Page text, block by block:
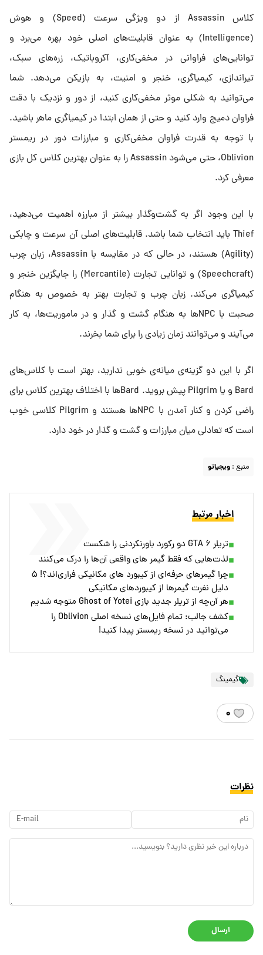
کلاس Assassin از دو ویژگی سرعت (Speed) و هوش
(Intelligence) به عنوان قابلیت‌های اصلی خود بهره می‌برد و
توانایی‌های فراوانی در مخفی‌کاری، آکروباتیک، زره‌های سبک،
تیراندازی، کیمیاگری، خنجر و امنیت، به بازیکن می‌دهد. شما
می‌توانید به شکلی موثر مخفی‌کاری کنید، از دور و نزدیک با دقت
فراوان دمیج وارد کنید و حتی از همان ابتدا در کیمیاگری ماهر باشید.
با توجه به قدرت فراوان مخفی‌کاری و مبارزات دور در ریمستر
Oblivion، حتی می‌شود Assassin را به عنوان بهترین کلاس کل بازی
معرفی کرد.
با این وجود اگر به گشت‌وگذار بیشتر از مبارزه اهمیت می‌دهید،
Thief باید انتخاب شما باشد. قابلیت‌های اصلی آن سرعت و چابکی
(Agility) هستند، در حالی که در مقایسه با Assassin، زبان چرب
(Speechcraft) و توانایی تجارت (Mercantile) را جایگزین خنجر و
کیمیاگری می‌کند. زبان چرب و تجارت بهتر به خصوص به هنگام
صحبت با NPCها به هنگام گشت و گذار و در ماموریت‌ها، به کار
می‌آیند و می‌توانند زمان زیادی را برای شما بخرند.
اگر با این دو گزینه‌ی میانه‌ی خوبی ندارید، بهتر است با کلاس‌های
Bard و یا Pilgrim پیش بروید. Bardها با اختلاف بهترین کلاس برای
راضی کردن و کنار آمدن با NPCها هستند و Pilgrim کلاسی خوب
است که تعادلی میان مبارزات و گشت و گذار در خود دارد.
منبع : ویجیاتو
اخبار مرتبط
تریلر GTA ۶ دو رکورد باورنکردنی را شکست
لذت‌هایی که فقط گیمر های واقعی آن‌ها را درک می‌کنند
چرا گیمرهای حرفه‌ای از کیبورد های مکانیکی فراری‌اند؟! ۵
دلیل نفرت گیمرها از کیبوردهای مکانیکی
هر آن‌چه از تریلر جدید بازی Ghost of Yotei متوجه شدیم
کشف جالب: تمام فایل‌های نسخه اصلی Oblivion را
می‌توانید در نسخه ریمستر پیدا کنید!
گیمینگ
۰
نظرات
ارسال